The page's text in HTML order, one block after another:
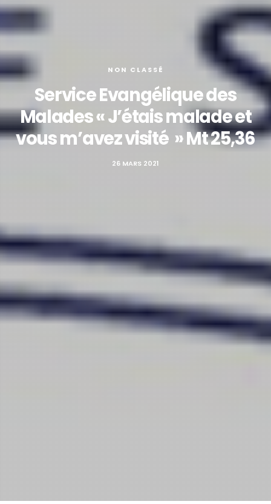
NON CLASSÉ
Service Evangélique des
Malades « J’étais malade et
vous m’avez visité » Mt 25,36
26 MARS 2021